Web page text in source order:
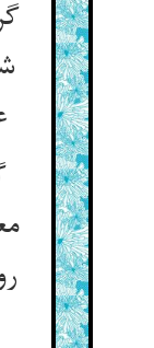
عاطل و باطل بدی‌‌